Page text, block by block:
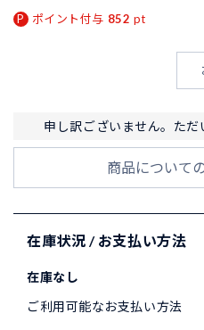
ポイント付与 852 pt
申し訳ございません。ただ
商品について
在庫状況 / お支払い方法
在庫なし
ご利用可能なお支払い方法